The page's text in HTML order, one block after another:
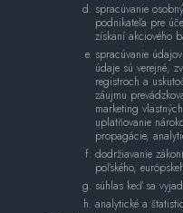
spracúvanie
podnikateľa pre
získaní akciového
spracúvanie
údaje sú verejné,
registroch a
záujmu
marketing
uplatňovanie
propagácie,
dodržiavanie
poľského,
súhlas keď sa
analytické a